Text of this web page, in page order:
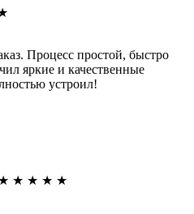
Процесс простой, быстро
яркие и качественные
устроил!
★ ★ ★ ★